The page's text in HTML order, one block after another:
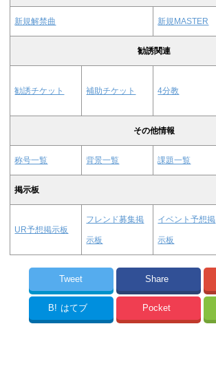
新規解禁曲 新規MASTER
勧誘関連
勧誘チケット 補助チケット 4分教
その他情報
称号一覧 背景一覧 課題一覧
掲示板
UR予想掲示板
フレンド募集掲
示板
イベント予想掲
示板
Tweet Share
B! はてブ Pocket